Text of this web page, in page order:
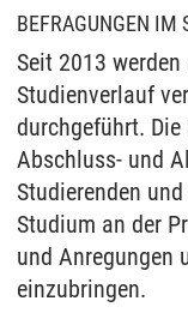
BEFRAGUNGEN IM
Seit 2013
Studienverlauf
durchgeführt.
Abschluss- und
Studierenden
Studium an der
und Anregungen
einzubringen.